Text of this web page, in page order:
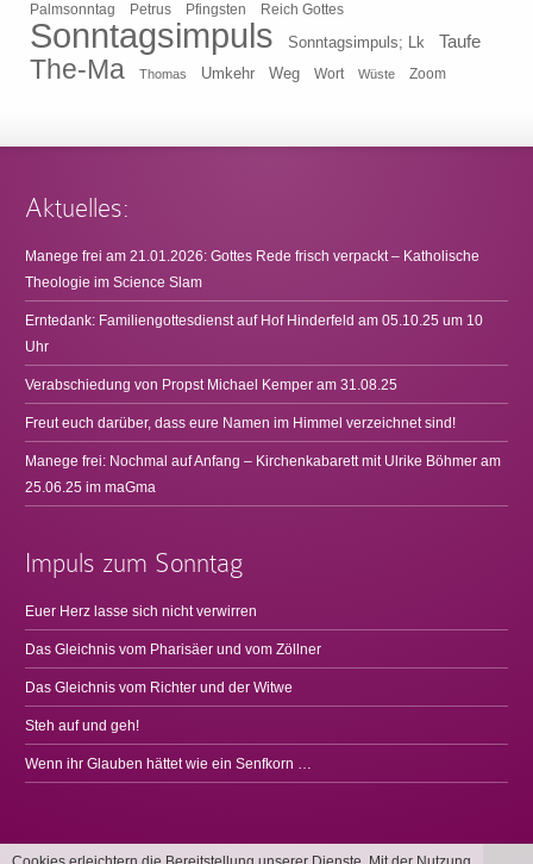
Palmsonntag Petrus Pfingsten Reich Gottes
Sonntagsimpuls Sonntagsimpuls; Lk Taufe
The-Ma Thomas Umkehr Weg Wort Wüste Zoom
Aktuelles:
Manege frei am 21.01.2026: Gottes Rede frisch verpackt – Katholische
Theologie im Science Slam
Erntedank: Familiengottesdienst auf Hof Hinderfeld am 05.10.25 um 10
Uhr
Verabschiedung von Propst Michael Kemper am 31.08.25
Freut euch darüber, dass eure Namen im Himmel verzeichnet sind!
Manege frei: Nochmal auf Anfang – Kirchenkabarett mit Ulrike Böhmer am
25.06.25 im maGma
Impuls zum Sonntag
Euer Herz lasse sich nicht verwirren
Das Gleichnis vom Pharisäer und vom Zöllner
Das Gleichnis vom Richter und der Witwe
Steh auf und geh!
Wenn ihr Glauben hättet wie ein Senfkorn …